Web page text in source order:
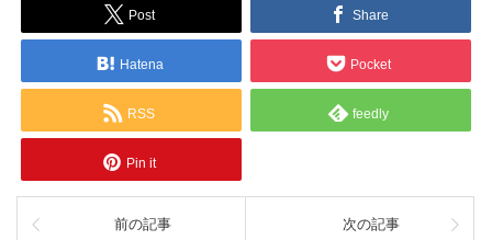
Post Share
Hatena Pocket
RSS feedly
Pin it
前の記事 次の記事